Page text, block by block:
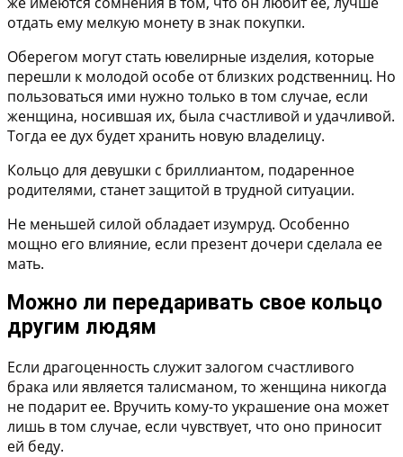
отдать ему мелкую монету в знак покупки.
Оберегом могут стать ювелирные изделия, которые
перешли к молодой особе от близких родственниц. Но
пользоваться ими нужно только в том случае, если
женщина, носившая их, была счастливой и удачливой.
Тогда ее дух будет хранить новую владелицу.
Кольцо для девушки с бриллиантом, подаренное
родителями, станет защитой в трудной ситуации.
Не меньшей силой обладает изумруд. Особенно
мощно его влияние, если презент дочери сделала ее
мать.
Можно ли передаривать свое кольцо
другим людям
Если драгоценность служит залогом счастливого
брака или является талисманом, то женщина никогда
не подарит ее. Вручить кому-то украшение она может
лишь в том случае, если чувствует, что оно приносит
ей беду.